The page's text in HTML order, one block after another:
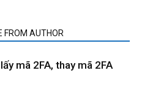
FROM AUTHOR
mã 2FA, thay mã 2FA